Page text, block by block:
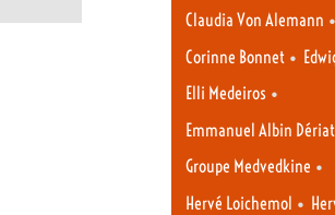
Claudia Von Alemann •
Corinne Bonnet •
Elli Medeiros •
Emmanuel Albin Dériat
Groupe Medvedkine •
Hervé Loichemol •